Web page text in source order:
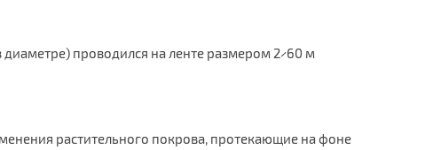
проводился на ленте размером 2×60 м
растительного покрова, протекающие на фоне